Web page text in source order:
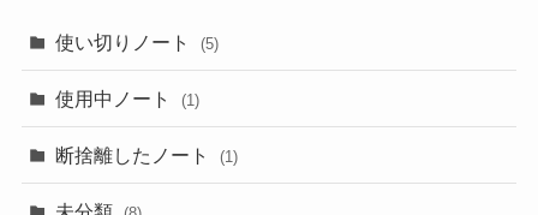
使い切りノート (5)
使用中ノート (1)
断捨離したノート (1)